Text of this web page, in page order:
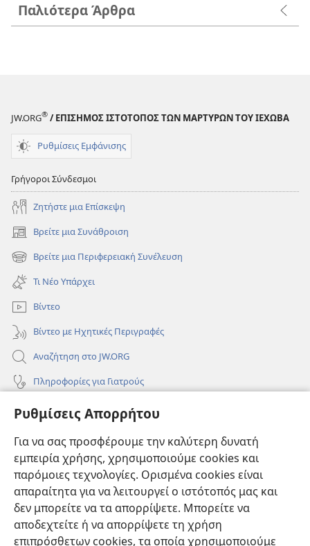
Ρυθμίσεις Απορρήτου
Για να σας προσφέρουμε την καλύτερη δυνατή
εμπειρία χρήσης, χρησιμοποιούμε cookies και
παρόμοιες τεχνολογίες. Ορισμένα cookies είναι
απαραίτητα για να λειτουργεί ο ιστότοπός μας και
δεν μπορείτε να τα απορρίψετε. Μπορείτε να
αποδεχτείτε ή να απορρίψετε τη χρήση
επιπρόσθετων cookies, τα οποία χρησιμοποιούμε
Παλιότερα Άρθρα
JW.ORG® / ΕΠΙΣΗΜΟΣ ΙΣΤΟΤΟΠΟΣ ΤΩΝ ΜΑΡΤΥΡΩΝ ΤΟΥ ΙΕΧΩΒΑ
Ρυθμίσεις Εμφάνισης
Γρήγοροι Σύνδεσμοι
Ζητήστε μια Επίσκεψη
Βρείτε μια Συνάθροιση
(ανοίγει
νέο
παράθυρο)
Βρείτε μια Περιφερειακή Συνέλευση
(ανοίγει
νέο
παράθυρο)
Τι Νέο Υπάρχει
Βίντεο
Βίντεο με Ηχητικές Περιγραφές
Αναζήτηση στο JW.ORG
Πληροφορίες για Γιατρούς
Πληροφορίες για Επίσημους Φορείς και ΜΜΕ
Συνεισφορές
(ανοίγει
παράθυρο)ΔΙΑΔΙΚΤΥΑΚΗ ΒΙΒΛΙΟΘΗΚΗ της Σκοπιάς™
(ανοίγει
νέο
παράθυρο)
JW Hub ®
(ανοίγει